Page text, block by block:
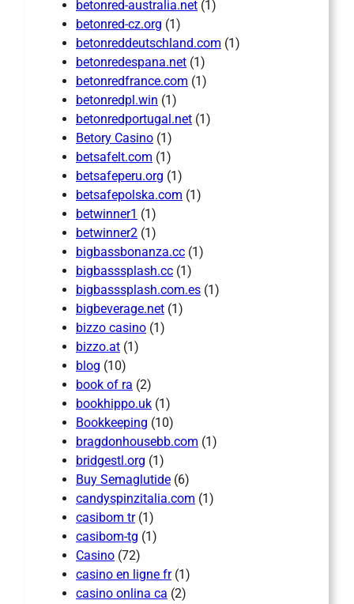
betonred-australia.net (1)
betonred-cz.org (1)
betonreddeutschland.com (1)
betonredespana.net (1)
betonredfrance.com (1)
betonredpl.win (1)
betonredportugal.net (1)
Betory Casino (1)
betsafelt.com (1)
betsafeperu.org (1)
betsafepolska.com (1)
betwinner1 (1)
betwinner2 (1)
bigbassbonanza.cc (1)
bigbasssplash.cc (1)
bigbasssplash.com.es (1)
bigbeverage.net (1)
bizzo casino (1)
bizzo.at (1)
blog (10)
book of ra (2)
bookhippo.uk (1)
Bookkeeping (10)
bragdonhousebb.com (1)
bridgestl.org (1)
Buy Semaglutide (6)
candyspinzitalia.com (1)
casibom tr(1)
casibom-tg (1)
Casino (72)
casino en ligne fr(1)
casino onlina ca (2)